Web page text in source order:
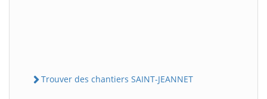
Trouver des chantiers SAINT-JEANNET